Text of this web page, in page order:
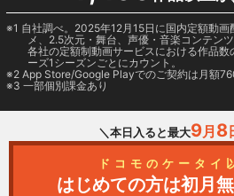
1 自社調べ。2025年12月15日に国内定額動
メ、2.5次元・舞台、声優・音楽コンテン
各社の定額制動画サービスにおける作品数
ーズ1シーズンごとにカウント。
2 App Store/Google Playでのご契約は月額
3 一部個別課金あり
＼本日入ると最大9月 8
ドコモのケータイ
はじめての方は初月